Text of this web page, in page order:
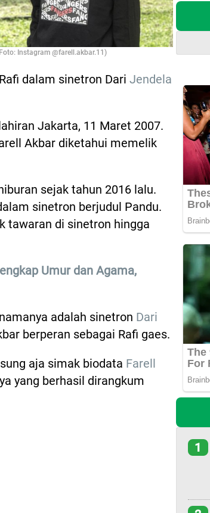
Instagram @farell.akbar.11)
dalam sinetron Dari Jendela
Jakarta, 11 Maret 2007.
Akbar diketahui memelik
sejak tahun 2016 lalu.
sinetron berjudul Pandu.
tawaran di sinetron hingga
Umur dan Agama,
adalah sinetron Dari
berperan sebagai Rafi gaes.
aja simak biodata Farell
yang berhasil dirangkum
1